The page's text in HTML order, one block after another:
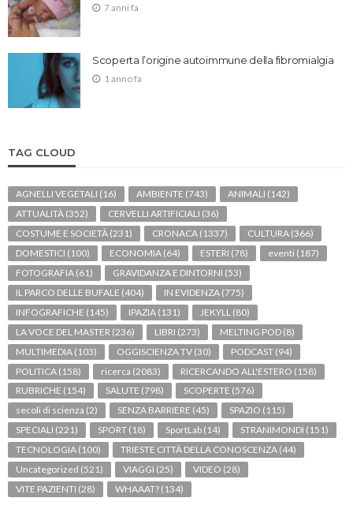
7 anni fa
Scoperta l’origine autoimmune della fibromialgia
1 anno fa
TAG CLOUD
AGNELLI VEGETALI (16) AMBIENTE (743) ANIMALI (142)
ATTUALITÀ (352) CERVELLI ARTIFICIALI (36)
COSTUME E SOCIETÀ (231) CRONACA (1337) CULTURA (366)
DOMESTICI (100) ECONOMIA (64) ESTERI (78) eventi (187)
FOTOGRAFIA (61) GRAVIDANZA E DINTORNI (53)
IL PARCO DELLE BUFALE (404) IN EVIDENZA (775)
INFOGRAFICHE (145) IPAZIA (131) JEKYLL (80)
LA VOCE DEL MASTER (236) LIBRI (273) MELTING POD (8)
MULTIMEDIA (103) OGGISCIENZA TV (30) PODCAST (94)
POLITICA (158) ricerca (2083) RICERCANDO ALL'ESTERO (158)
RUBRICHE (154) SALUTE (798) SCOPERTE (576)
secoli di scienza (2) SENZA BARRIERE (45) SPAZIO (115)
SPECIALI (221) SPORT (18) SportLab (14) STRANIMONDI (151)
TECNOLOGIA (100) TRIESTE CITTÀ DELLA CONOSCENZA (44)
Uncategorized (521) VIAGGI (25) VIDEO (28)
VITE PAZIENTI (28) WHAAAT? (134)